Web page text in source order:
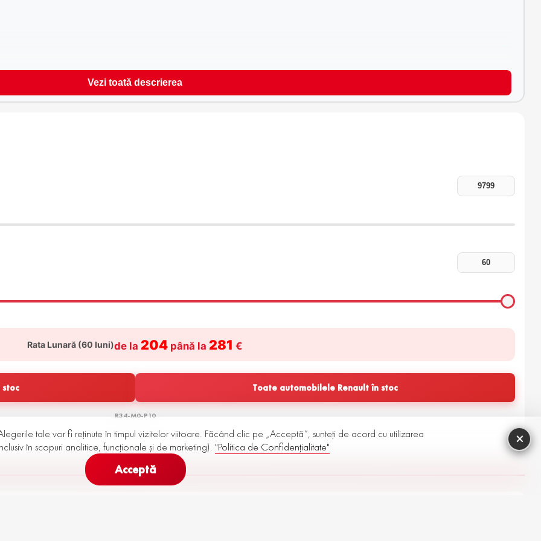
×
tale vor fi reținute în timpul vizitelor viitoare. Făcând clic pe „Acceptă”, sunteți de acord cu utilizarea
în scopuri analitice, funcționale și de marketing). "Politica de Confidențialitate"
Acceptă
Vezi toată descrierea
Rata Lunară (60 luni)de la 204 până la 281 €
stoc Toate automobilele Renault în stoc
R34-M0-P10